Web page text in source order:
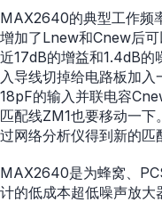
MAX2640的典型工作频
增加了Lnew和Cnew后
近17dB的增益和1.4dB
入导线切掉给电路板加
18pF的输入并联电容
匹配线ZM1也要移动一
过网络分析仪得到新的匹
MAX2640是为蜂窝、
计的低成本超低噪声放大